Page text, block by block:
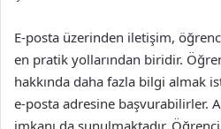
E-posta üzerinden iletişim,
en pratik yollarından biridir.
hakkında daha fazla bilgi almak
e-posta adresine başvurabilirler.
imkanı da sunulmaktadır.